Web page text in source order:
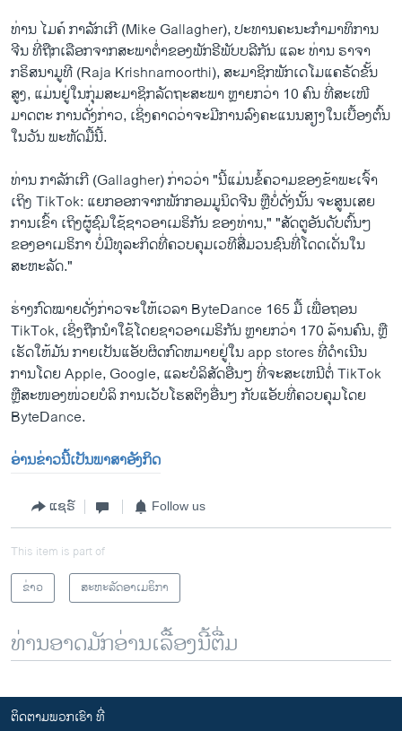
ທ່ານ ໄມຄ໌ ກາລັກເກີ (Mike Gallagher), ປະທານຄະນະກຳມາທິການ
ຈີນ ທີ່ຖືກເລືອກຈາກສະພາຕໍ່າຂອງພັກຣີພັບບລີກັນ ແລະ ທ່ານ ຣາຈາ
ກຣິສນາມູທີ (Raja Krishnamoorthi), ສະມາຊິກພັກເດໂມແຄຣັດຂັ້ນ
ສູງ, ແມ່ນຢູ່ໃນກຸ່ມສະມາຊິກລັດຖະສະພາ ຫຼາຍກວ່າ 10 ຄົນ ທີ່ສະເໜີ
ມາດຕະ ການດັ່ງກ່າວ, ເຊິ່ງຄາດວ່າຈະມີການລົງຄະແນນສຽງໃນເບື້ອງຕົ້ນ
ໃນວັນ ພະຫັດມື້ນີ້.
ທ່ານ ກາລັກເກີ (Gallagher) ກ່າວວ່າ "ນີ້ແມ່ນຂໍ້ຄວາມຂອງຂ້າພະເຈົ້າ
ເຖິງ TikTok: ແຍກອອກຈາກພັກກອມມູນິດຈີນ ຫຼືບໍ່ດັ່ງນັ້ນ ຈະສູນເສຍ
ການເຂົ້າ ເຖິງຜູ້ຊົມໃຊ້ຊາວອາເມຣິກັນ ຂອງທ່ານ," "ສັດຕູອັນດັບຕົ້ນໆ
ຂອງອາເມຣິກາ ບໍ່ມີທຸລະກິດທີ່ຄວບຄຸມເວທີສື່ມວນຊົນທີ່ໂດດເດັ່ນໃນ
ສະຫະລັດ."
ຮ່າງກົດໝາຍດັ່ງກ່າວຈະໃຫ້ເວລາ ByteDance 165 ມື້ ເພື່ອຖອນ
TikTok, ເຊິ່ງຖືກນໍາໃຊ້ໂດຍຊາວອາເມຣິກັນ ຫຼາຍກວ່າ 170 ລ້ານຄົນ, ຫຼື
ເຮັດໃຫ້ມັນ ກາຍເປັນແອັບຜິດກົດຫມາຍຢູ່ໃນ app stores ທີ່ດໍາເນີນ
ການໂດຍ Apple, Google, ແລະບໍລິສັດອື່ນໆ ທີ່ຈະສະເຫນີຕໍ່ TikTok
ຫຼືສະໜອງໜ່ວຍບໍລິ ການເວັບໂຮສຕິງອື່ນໆ ກັບແອັບທີ່ຄວບຄຸມໂດຍ
ByteDance.
ອ່ານຂ່າວນີ້ເປັນພາສາອັງກິດ
ແຊຣ໌ Follow us
This item is part of
ຂ່າວ
ສະຫະລັດອາເມຣິກາ
ທ່ານອາດມັກອ່ານເລື້ອງນີ້ຕື່ມ
ຕິດຕາມພວກເຮົາ ທີ່